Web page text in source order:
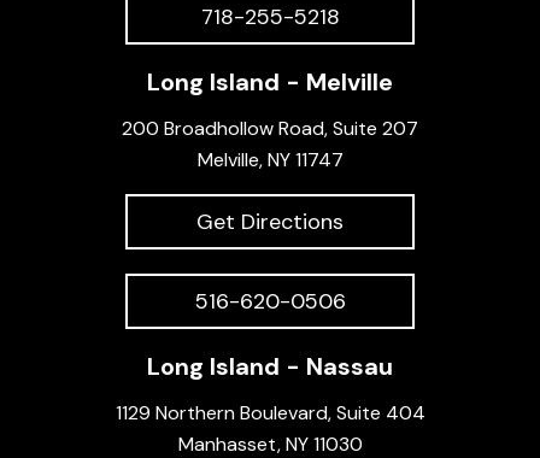
718-255-5218
Long Island - Melville
200 Broadhollow Road, Suite 207
Melville, NY 11747
Get Directions
516-620-0506
Long Island - Nassau
1129 Northern Boulevard, Suite 404
Manhasset, NY 11030